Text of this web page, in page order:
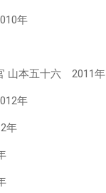
年
山本五十六 2011年
年
年